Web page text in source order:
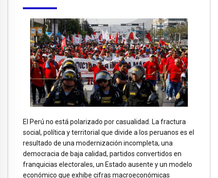
El Perú no está polarizado por casualidad. La fractura
social, política y territorial que divide a los peruanos es el
resultado de una modernización incompleta, una
democracia de baja calidad, partidos convertidos en
franquicias electorales, un Estado ausente y un modelo
económico que exhibe cifras macroeconómicas